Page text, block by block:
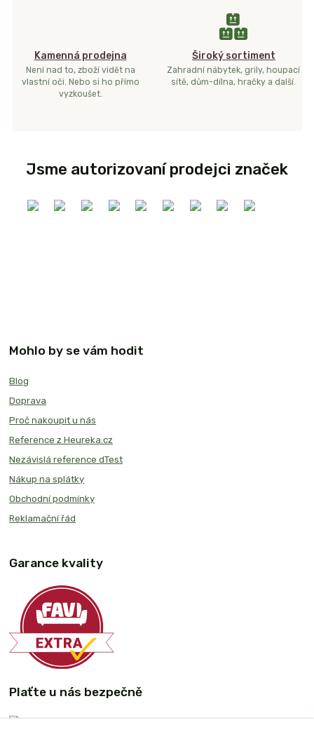
Kamenná prodejna
Není nad to, zboží vidět na
vlastní oči. Nebo si ho přímo
vyzkoušet.
Široký sortiment
Zahradní nábytek, grily, houpací
sítě, dům-dílna, hračky a další.
Jsme autorizovaní prodejci značek
Mohlo by se vám hodit
Blog
Doprava
Proč nakoupit u nás
Reference z Heureka.cz
Nezávislá reference dTest
Nákup na splátky
Obchodní podmínky
Reklamační řád
Garance kvality
Plaťte u nás bezpečně